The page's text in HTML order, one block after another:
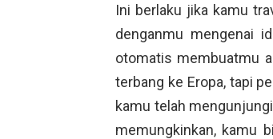
Ini berlaku jika kamu
denganmu mengenai
otomatis membuatmu
terbang ke Eropa, tapi
kamu telah
memungkinkan, kamu